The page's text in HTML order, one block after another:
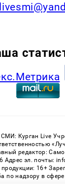
Курган Live
редактор:
Адрес эл. почты:
16+
по надзору в